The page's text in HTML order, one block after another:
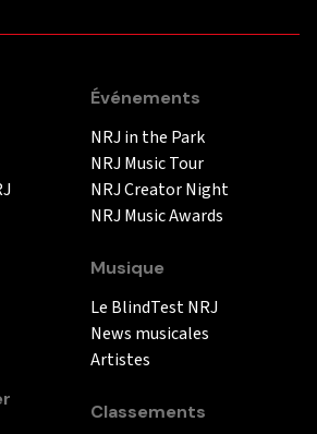
Événements
NRJ in the Park
NRJ Music Tour
NRJ Creator Night
NRJ Music Awards
Musique
Le BlindTest NRJ
News musicales
Artistes
Classements